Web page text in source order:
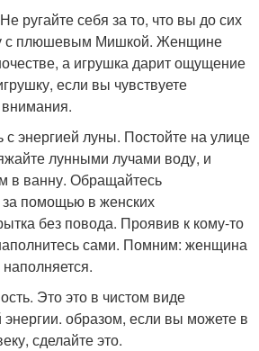
ругайте себя за то, что вы до сих
с плюшевым Мишкой. Женщине
а игрушка дарит ощущение
если вы чувствуете
с энергией луны. Постойте на улице
лунными лучами воду, и
в ванну. Обращайтесь
помощью в женских
без повода. Проявив к кому-то
сами. Помним: женщина
Это это в чистом виде
образом, если вы можете в
сделайте это.